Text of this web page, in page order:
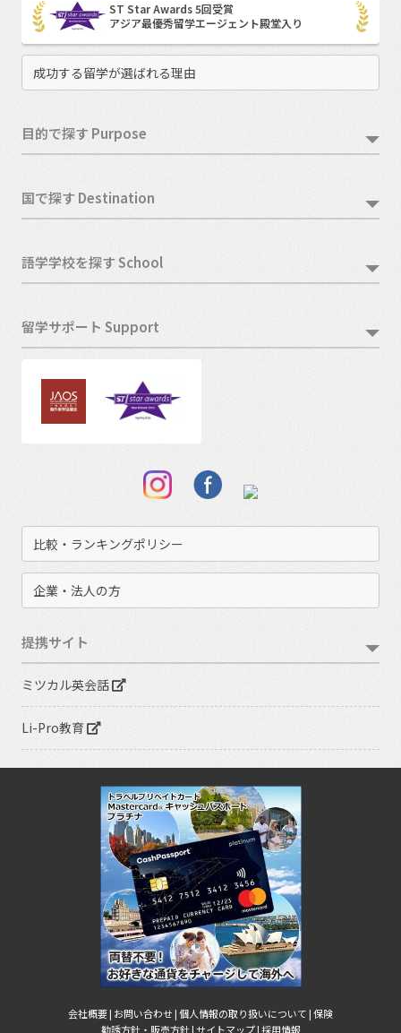
ST Star Awards 5回受賞
アジア最優秀留学エージェント殿堂入り
成功する留学が選ばれる理由
目的で探す Purpose
国で探す Destination
語学学校を探す School
留学サポート Support
比較・ランキングポリシー
企業・法人の方
提携サイト
ミツカル英会話
Li-Pro教育
会社概要 | お問い合わせ |個人情報の取り扱いについて |保険
勧誘方針・販売方針 |サイトマップ |採用情報